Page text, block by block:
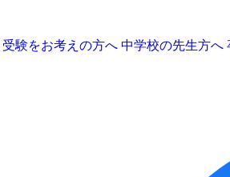
受験をお考えの方へ 中学校の先生方へ